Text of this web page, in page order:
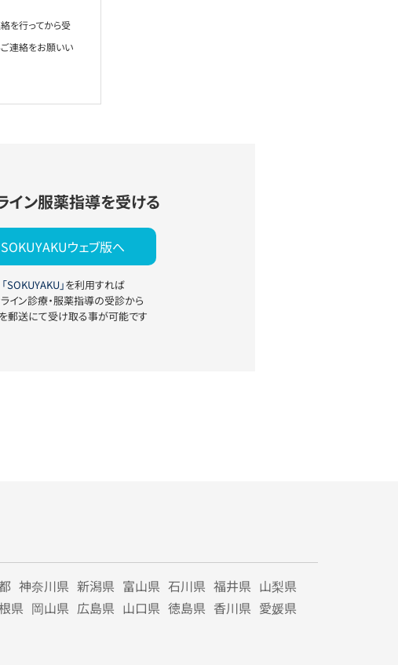
を行ってから受
連絡をお願いい
イン服薬指導を受ける
SOKUYAKUウェブ版へ
「SOKUYAKU」を利用すれば
イン診療・服薬指導の受診から
郵送にて受け取る事が可能です
神奈川県 新潟県 富山県 石川県 福井県 山梨県
県 岡山県 広島県 山口県 徳島県 香川県 愛媛県